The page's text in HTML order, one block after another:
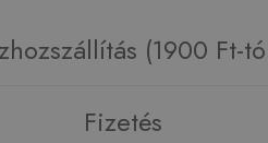
(1900 Ft-
Fizetés